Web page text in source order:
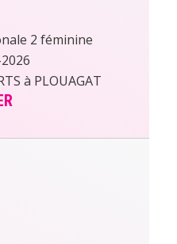
2 féminine
à PLOUAGAT